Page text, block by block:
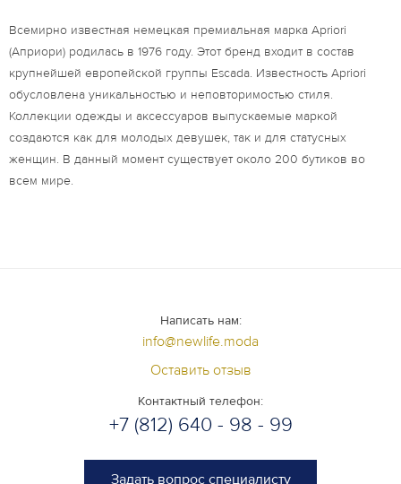
Всемирно известная немецкая премиальная марка Apriori
(Априори) родилась в 1976 году. Этот бренд входит в состав
крупнейшей европейской группы Escada. Известность Apriori
обусловлена уникальностью и неповторимостью стиля.
Коллекции одежды и аксессуаров выпускаемые маркой
создаются как для молодых девушек, так и для статусных
женщин. В данный момент существует около 200 бутиков во
всем мире.
Написать нам:
info@newlife.moda
Оставить отзыв
Контактный телефон:
+7 (812) 640 - 98 - 99
Задать вопрос специалисту